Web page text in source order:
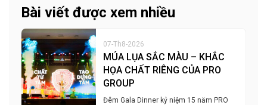
Bài viết được xem nhiều
07-Th8-2026
MÚA LỤA SẮC MÀU – KHẮC
HỌA CHẤT RIÊNG CỦA PRO
GROUP
Đêm Gala Dinner kỷ niệm 15 năm PRO